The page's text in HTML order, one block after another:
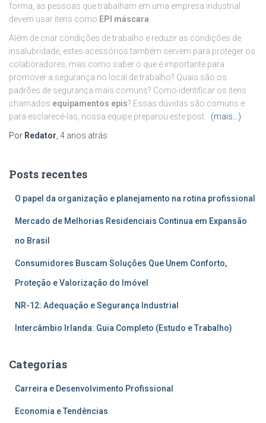
forma, as pessoas que trabalham em uma empresa industrial
devem usar itens como EPI máscara
Além de criar condições de trabalho e reduzir as condições de
insalubridade, estes acessórios também servem para proteger os
colaboradores, mas como saber o que é importante para
promover a segurança no local de trabalho? Quais são os
padrões de segurança mais comuns? Como identificar os itens
chamados equipamentos epis? Essas dúvidas são comuns e
para esclarecê-las, nossa equipe preparou este post.
(mais…)
Por Redator 4 anos atrás
Posts recentes
O papel da organização e planejamento na rotina profissional
Mercado de Melhorias Residenciais Continua em Expansão
no Brasil
Consumidores Buscam Soluções Que Unem Conforto,
Proteção e Valorização do Imóvel
NR-12: Adequação e Segurança Industrial
Intercâmbio Irlanda: Guia Completo (Estudo e Trabalho)
Categorias
Carreira e Desenvolvimento Profissional
Economia e Tendências